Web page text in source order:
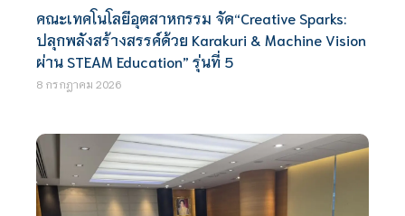
คณะเทคโนโลยีอุตสาหกรรม จัด“Creative Sparks:
ปลุกพลังสร้างสรรค์ด้วย Karakuri & Machine Vision
ผ่าน STEAM Education” รุ่นที่ 5
8 กรกฎาคม 2026